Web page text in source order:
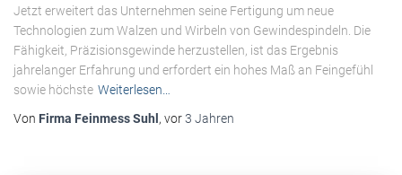
Jetzt erweitert das Unternehmen seine Fertigung um neue
Technologien zum Walzen und Wirbeln von Gewindespindeln. Die
Fähigkeit, Präzisionsgewinde herzustellen, ist das Ergebnis
jahrelanger Erfahrung und erfordert ein hohes Maß an Feingefühl
sowie höchste Weiterlesen…
Von Firma Feinmess Suhl , vor3 Jahren